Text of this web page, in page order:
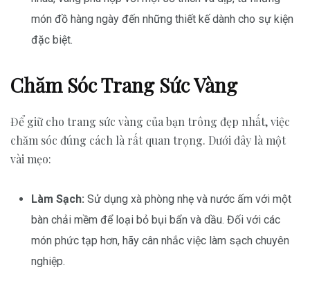
món đồ hàng ngày đến những thiết kế dành cho sự kiện
đặc biệt.
Chăm Sóc Trang Sức Vàng
Để giữ cho trang sức vàng của bạn trông đẹp nhất, việc
chăm sóc đúng cách là rất quan trọng. Dưới đây là một
vài mẹo:
Làm Sạch: Sử dụng xà phòng nhẹ và nước ấm với một
bàn chải mềm để loại bỏ bụi bẩn và dầu. Đối với các
món phức tạp hơn, hãy cân nhắc việc làm sạch chuyên
nghiệp.